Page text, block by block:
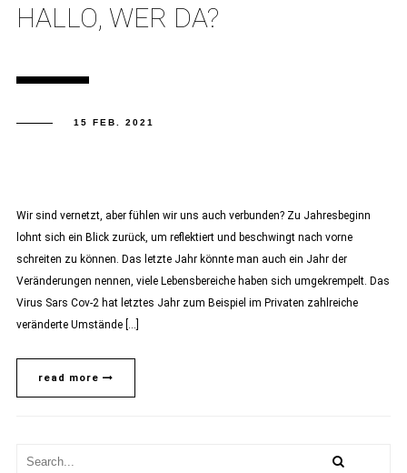
HALLO, WER DA?
15 FEB. 2021
Wir sind vernetzt, aber fühlen wir uns auch verbunden? Zu Jahresbeginn
lohnt sich ein Blick zurück, um reflektiert und beschwingt nach vorne
schreiten zu können. Das letzte Jahr könnte man auch ein Jahr der
Veränderungen nennen, viele Lebensbereiche haben sich umgekrempelt. Das
Virus Sars Cov-2 hat letztes Jahr zum Beispiel im Privaten zahlreiche
veränderte Umstände […]
read more